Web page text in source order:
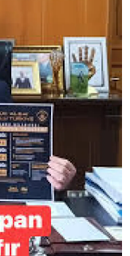
Kastamonu
Kayseri
Kırklareli
Kırşehir
Kocaeli
Konya